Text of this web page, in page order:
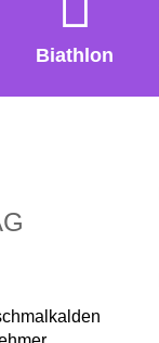
Biathlon